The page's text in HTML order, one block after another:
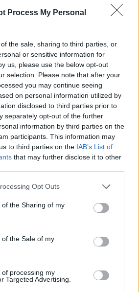
Process My Personal
the sale, sharing to third parties, or
or sensitive information for
us, please use the below opt-out
selection. Please note that after your
you may continue seeing
on personal information utilized by
disclosed to third parties prior to
separately opt-out of the further
information by third parties on the
participants. This information may
to third parties on the IAB’s List of
that may further disclose it to other
Opt Outs
the Sharing of my
the Sale of my
processing my
Targeted Advertising.
ich mich nicht erinnern, ob Mühlen-
schon einmal parallel liefen
die Items für TG sind auch
leider nicht.
vom
Farm-Shop Update
mich nicht erinnern, ob Mühlen-Abo und
ja jetzt dauerhaft.
Mühlenplatz als TG Angebot
kann nicht alles haben.